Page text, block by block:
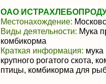
ОАО
Местонахождение:
Виды деятельности: Мука
комбикорма
Краткая информация:
крупного рогатого скота,
птицы, комбикорма для